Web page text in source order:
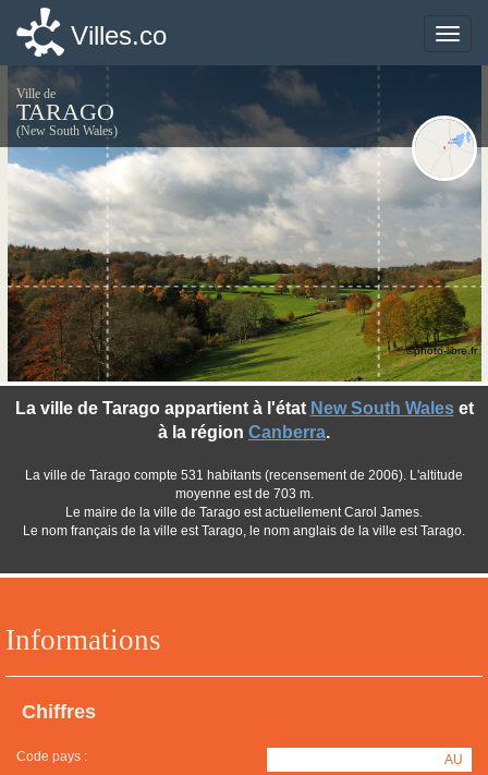
Toggle
Villes.co
Ville de
TARAGO
(New South Wales)
Informations
Chiffres
Code pays : AU
La ville de Tarago appartient à l'état New South Waleset
à la région Canberra.
La ville de Tarago compte 531 habitants (recensement de 2006). L'altitude
moyenne est de 703 m.
Le maire de la ville de Tarago est actuellement Carol James.
Le nom français de la ville est Tarago, le nom anglais de la ville est Tarago.
©photo-libre.fr
Toggle
Villes.co